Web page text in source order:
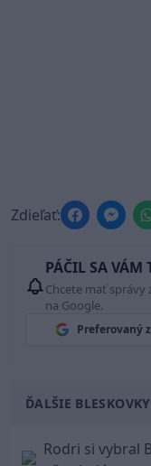
Zdieľať:
PÁČIL SA VÁM
Chcete mať správy
na Google.
Preferovaný
ĎALŠIE BLESKOVKY
Rodri si vybral